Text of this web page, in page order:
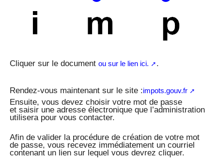
Cliquer sur le document ou sur le lien ici. .
Rendez-vous maintenant sur le site :impots.gouv.fr
Ensuite, vous devez choisir votre mot de passe
et saisir une adresse électronique que l’administration
utilisera pour vous contacter.
Afin de valider la procédure de création de votre mot
de passe, vous recevez immédiatement un courriel
contenant un lien sur lequel vous devrez cliquer.